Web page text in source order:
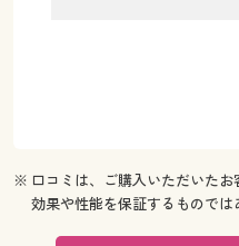
※ 口コミは、ご購入いただいた
効果や性能を保証するものでは